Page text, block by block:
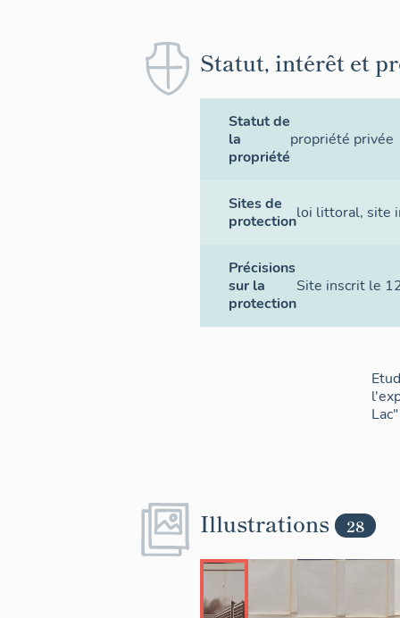
Statut, intérêt et
Statut de
la
propriété
propriété privée
Sites de
protectionloi littoral, site
Précisions
sur la
protection
Site inscrit le
Illustrations 28